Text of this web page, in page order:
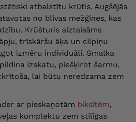
124-126 cm, nepietiekams
98-102 cm
126-128 cm
, nepietiekams
98-102 cm
128-130 cm, nepietiekams
98-102 cm
98-102 cm
atbalstītu krūtis. Augšējās
no blīvas mežģīnes, kas
Krūšturis aiztaisāms
trīskāršu āķa un cilpiņu
izmēru individuāli. Smalka
izskatu, piešķirot šarmu,
lai būtu neredzama zem
ar pieskaņotām biksītēm,
komplektu zem stilīgas